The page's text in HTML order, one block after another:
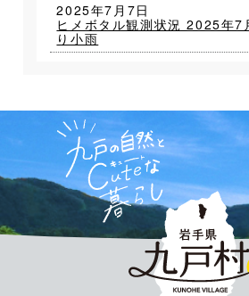
2025年7月7日
ヒメボタル観測状況 2025年7
り小雨